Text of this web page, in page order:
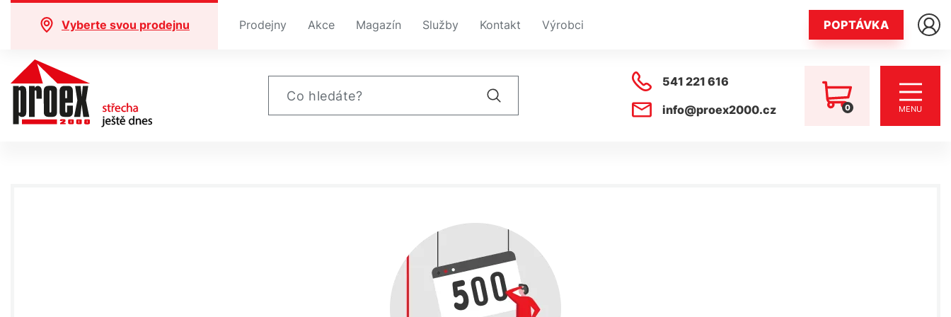
Vyberte svou prodejnu Prodejny Akce Magazín Služby Kontakt Výrobci POPTÁVKA
541 221 616
info@proex2000.cz
0 MENU